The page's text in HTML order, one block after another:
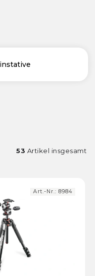
53 Artikel insgesamt
Art.-Nr.: 8984